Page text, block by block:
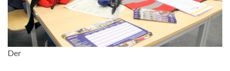
Der